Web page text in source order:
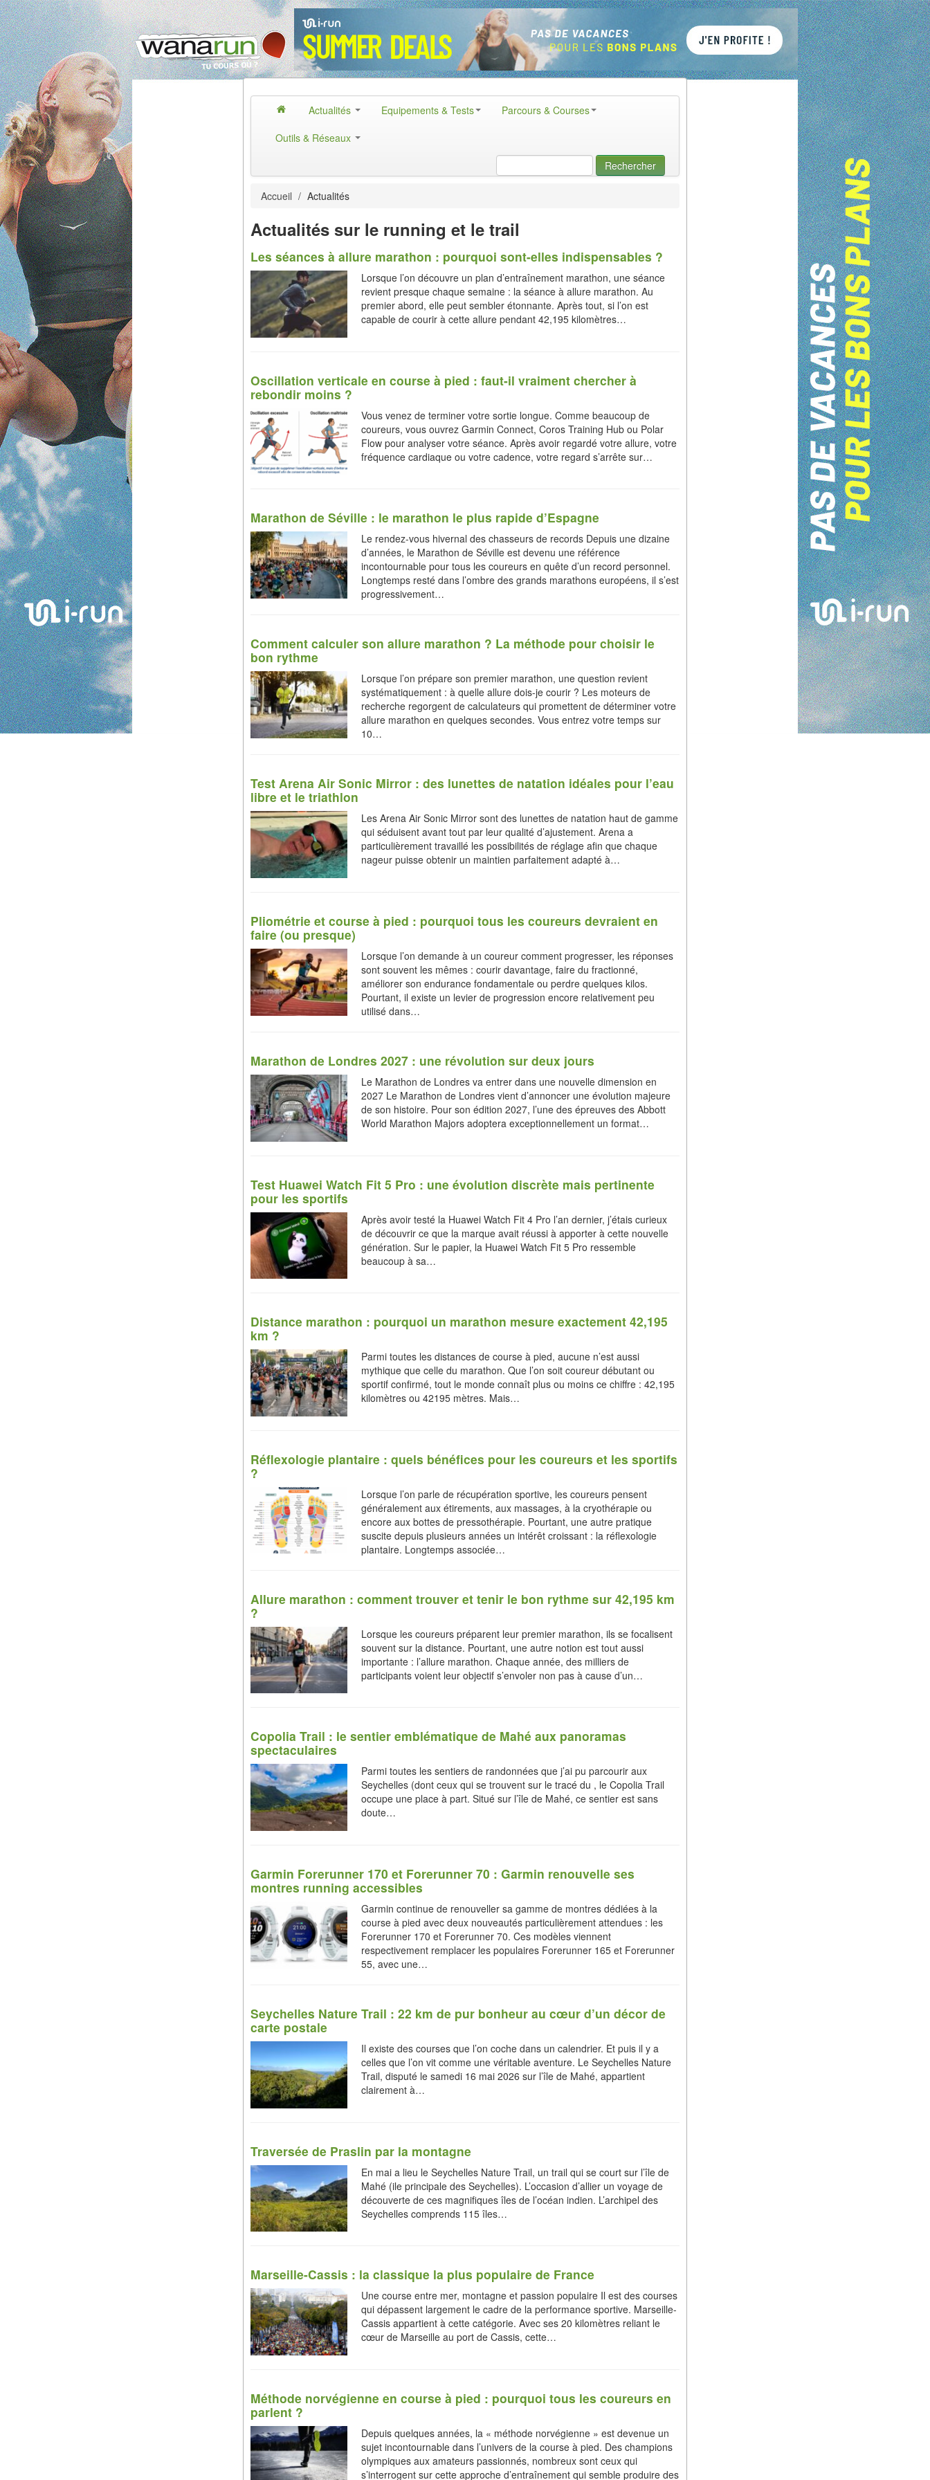
Actualités Equipements & Tests
Parcours & Courses
Outils & Réseaux
Rechercher
Accueil / Actualités
Actualités sur le running et le trail
Les séances à allure marathon : pourquoi sont-elles indispensables ?
Lorsque l’on découvre un plan d’entraînement marathon, une séance
revient presque chaque semaine : la séance à allure marathon. Au
premier abord, elle peut sembler étonnante. Après tout, si l’on est
capable de courir à cette allure pendant 42,195 kilomètres…
Oscillation verticale en course à pied : faut-il vraiment chercher à
rebondir moins ?
Vous venez de terminer votre sortie longue. Comme beaucoup de
coureurs, vous ouvrez Garmin Connect, Coros Training Hub ou Polar
Flow pour analyser votre séance. Après avoir regardé votre allure, votre
fréquence cardiaque ou votre cadence, votre regard s’arrête sur…
Marathon de Séville : le marathon le plus rapide d’Espagne
Le rendez-vous hivernal des chasseurs de records Depuis une dizaine
d’années, le Marathon de Séville est devenu une référence
incontournable pour tous les coureurs en quête d’un record personnel.
Longtemps resté dans l’ombre des grands marathons européens, il s’est
progressivement…
Comment calculer son allure marathon ? La méthode pour choisir le
bon rythme
Lorsque l’on prépare son premier marathon, une question revient
systématiquement : à quelle allure dois-je courir ? Les moteurs de
recherche regorgent de calculateurs qui promettent de déterminer votre
allure marathon en quelques secondes. Vous entrez votre temps sur
10…
Test Arena Air Sonic Mirror : des lunettes de natation idéales pour l’eau
libre et le triathlon
Les Arena Air Sonic Mirror sont des lunettes de natation haut de gamme
qui séduisent avant tout par leur qualité d’ajustement. Arena a
particulièrement travaillé les possibilités de réglage afin que chaque
nageur puisse obtenir un maintien parfaitement adapté à…
Pliométrie et course à pied : pourquoi tous les coureurs devraient en
faire (ou presque)
Lorsque l’on demande à un coureur comment progresser, les réponses
sont souvent les mêmes : courir davantage, faire du fractionné,
améliorer son endurance fondamentale ou perdre quelques kilos.
Pourtant, il existe un levier de progression encore relativement peu
utilisé dans…
Marathon de Londres 2027 : une révolution sur deux jours
Le Marathon de Londres va entrer dans une nouvelle dimension en
2027 Le Marathon de Londres vient d’annoncer une évolution majeure
de son histoire. Pour son édition 2027, l’une des épreuves des Abbott
World Marathon Majors adoptera exceptionnellement un format…
Test Huawei Watch Fit 5 Pro : une évolution discrète mais pertinente
pour les sportifs
Après avoir testé la Huawei Watch Fit 4 Pro l’an dernier, j’étais curieux
de découvrir ce que la marque avait réussi à apporter à cette nouvelle
génération. Sur le papier, la Huawei Watch Fit 5 Pro ressemble
beaucoup à sa…
Distance marathon : pourquoi un marathon mesure exactement 42,195
km ?
Parmi toutes les distances de course à pied, aucune n’est aussi
mythique que celle du marathon. Que l’on soit coureur débutant ou
sportif confirmé, tout le monde connaît plus ou moins ce chiffre : 42,195
kilomètres ou 42195 mètres. Mais…
Réflexologie plantaire : quels bénéfices pour les coureurs et les sportifs
?
Lorsque l’on parle de récupération sportive, les coureurs pensent
généralement aux étirements, aux massages, à la cryothérapie ou
encore aux bottes de pressothérapie. Pourtant, une autre pratique
suscite depuis plusieurs années un intérêt croissant : la réflexologie
plantaire. Longtemps associée…
Allure marathon : comment trouver et tenir le bon rythme sur 42,195 km
?
Lorsque les coureurs préparent leur premier marathon, ils se focalisent
souvent sur la distance. Pourtant, une autre notion est tout aussi
importante : l’allure marathon. Chaque année, des milliers de
participants voient leur objectif s’envoler non pas à cause d’un…
Copolia Trail : le sentier emblématique de Mahé aux panoramas
spectaculaires
Parmi toutes les sentiers de randonnées que j’ai pu parcourir aux
Seychelles (dont ceux qui se trouvent sur le tracé du , le Copolia Trail
occupe une place à part. Situé sur l’île de Mahé, ce sentier est sans
doute…
Garmin Forerunner 170 et Forerunner 70 : Garmin renouvelle ses
montres running accessibles
Garmin continue de renouveller sa gamme de montres dédiées à la
course à pied avec deux nouveautés particulièrement attendues : les
Forerunner 170 et Forerunner 70. Ces modèles viennent
respectivement remplacer les populaires Forerunner 165 et Forerunner
55, avec une…
Seychelles Nature Trail : 22 km de pur bonheur au cœur d’un décor de
carte postale
Il existe des courses que l’on coche dans un calendrier. Et puis il y a
celles que l’on vit comme une véritable aventure. Le Seychelles Nature
Trail, disputé le samedi 16 mai 2026 sur l’île de Mahé, appartient
clairement à…
Traversée de Praslin par la montagne
En mai a lieu le Seychelles Nature Trail, un trail qui se court sur l’île de
Mahé (ile principale des Seychelles). L’occasion d’allier un voyage de
découverte de ces magnifiques îles de l’océan indien. L’archipel des
Seychelles comprends 115 îles…
Marseille-Cassis : la classique la plus populaire de France
Une course entre mer, montagne et passion populaire Il est des courses
qui dépassent largement le cadre de la performance sportive. Marseille-
Cassis appartient à cette catégorie. Avec ses 20 kilomètres reliant le
cœur de Marseille au port de Cassis, cette…
Méthode norvégienne en course à pied : pourquoi tous les coureurs en
parlent ?
Depuis quelques années, la « méthode norvégienne » est devenue un
sujet incontournable dans l’univers de la course à pied. Des champions
olympiques aux amateurs passionnés, nombreux sont ceux qui
s’interrogent sur cette approche d’entraînement qui semble produire des